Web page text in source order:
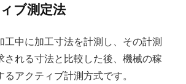
ブ測定法
工中に加工寸法を計測し、その計測
される寸法と比較した後、機械の稼
アクティブ計測方式です。